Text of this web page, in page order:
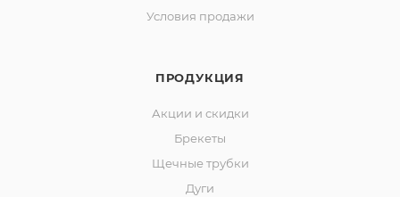
Условия продажи
ПРОДУКЦИЯ
Акции и скидки
Брекеты
Щечные трубки
Дуги